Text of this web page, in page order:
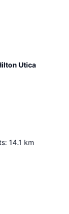
Utica
: 14.1 km